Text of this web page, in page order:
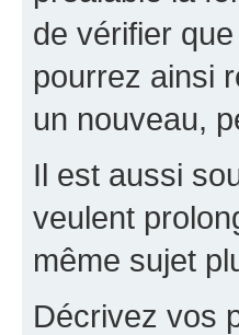
de vérifier
pourrez ainsi
un nouveau,
Il est aussi
veulent
même sujet
Décrivez vos